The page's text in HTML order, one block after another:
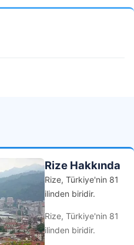
Rize Hakkında
Rize, Türkiye'nin 81
ilinden biridir.
Rize, Türkiye'nin 81
ilinden biridir.